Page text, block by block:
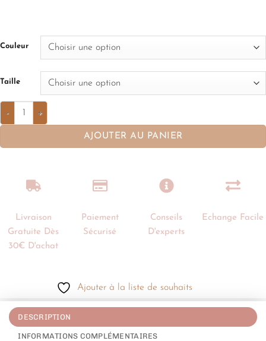
Couleur
Taille
AJOUTER AU PANIER
Livraison
Gratuite Dès
30€ D'achat
Paiement
Sécurisé
Conseils
D'experts
Echange Facile
Ajouter à la liste de souhaits
DESCRIPTION
INFORMATIONS COMPLÉMENTAIRES